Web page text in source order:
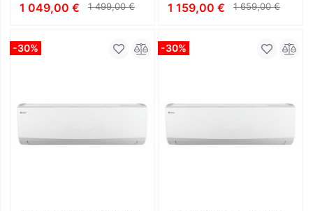
1 049,00 € 1 499,00 € 1 159,00 € 1 659,00 €
-30% -30%